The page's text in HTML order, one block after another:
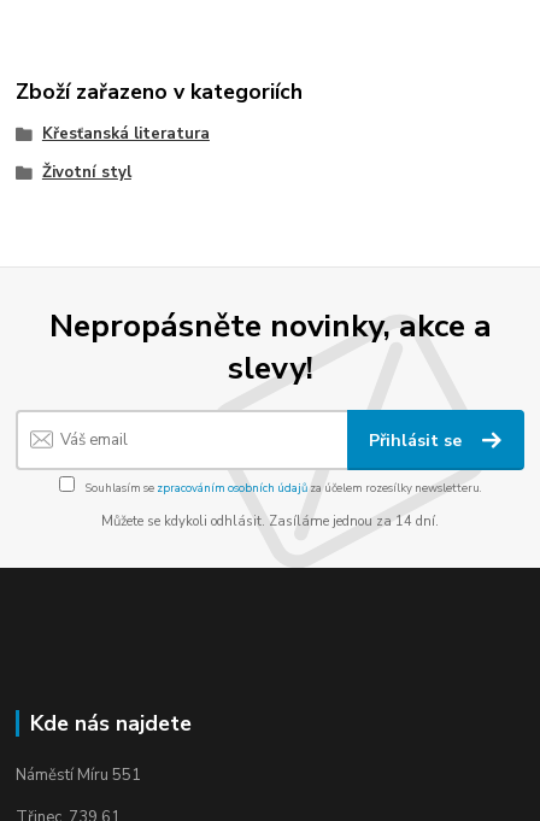
Zboží zařazeno v kategoriích
Křesťanská literatura
Životní styl
Nepropásněte novinky, akce a
slevy!
Přihlásit se
Souhlasím se zpracováním osobních údajůza účelem rozesílky newsletteru.
Můžete se kdykoli odhlásit. Zasíláme jednou za 14 dní.
Kde nás najdete
Náměstí Míru 551